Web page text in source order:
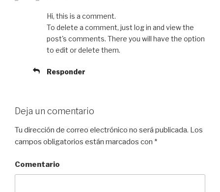
Hi, this is a comment.
To delete a comment, just log in and view the
post's comments. There you will have the option
to edit or delete them.
Responder
Deja un comentario
Tu dirección de correo electrónico no será publicada. Los
campos obligatorios están marcados con *
Comentario